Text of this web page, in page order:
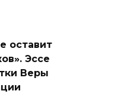
оставит
Эссе
Веры